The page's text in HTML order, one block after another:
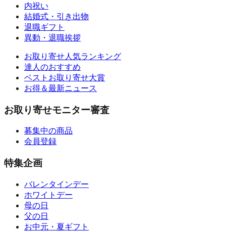
内祝い
結婚式・引き出物
退職ギフト
異動・退職挨拶
お取り寄せ人気ランキング
達人のおすすめ
ベストお取り寄せ大賞
お得＆最新ニュース
お取り寄せモニター審査
募集中の商品
会員登録
特集企画
バレンタインデー
ホワイトデー
母の日
父の日
お中元・夏ギフト